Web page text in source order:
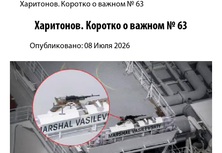
Харитонов. Коротко о важном № 63
Харитонов. Коротко о важном № 63
Опубликовано: 08 Июля 2026